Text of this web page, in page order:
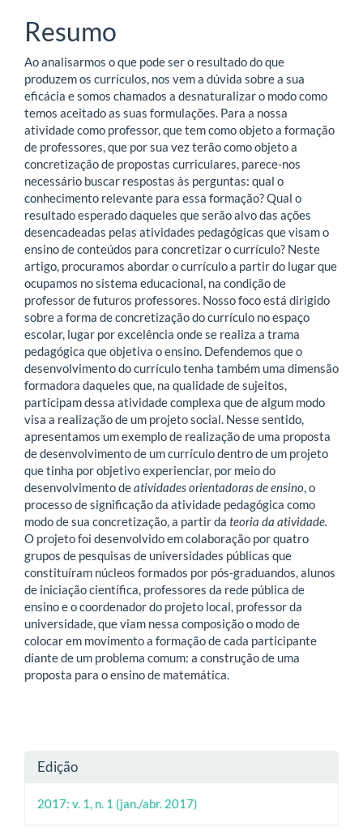
principal
Resumo
Ao analisarmos o que pode ser o resultado do que
produzem os currículos, nos vem a dúvida sobre a sua
eficácia e somos chamados a desnaturalizar o modo como
temos aceitado as suas formulações. Para a nossa
atividade como professor, que tem como objeto a formação
de professores, que por sua vez terão como objeto a
concretização de propostas curriculares, parece-nos
necessário buscar respostas às perguntas: qual o
conhecimento relevante para essa formação? Qual o
resultado esperado daqueles que serão alvo das ações
desencadeadas pelas atividades pedagógicas que visam o
ensino de conteúdos para concretizar o currículo? Neste
artigo, procuramos abordar o currículo a partir do lugar que
ocupamos no sistema educacional, na condição de
professor de futuros professores. Nosso foco está dirigido
sobre a forma de concretização do currículo no espaço
escolar, lugar por excelência onde se realiza a trama
pedagógica que objetiva o ensino. Defendemos que o
desenvolvimento do currículo tenha também uma dimensão
formadora daqueles que, na qualidade de sujeitos,
participam dessa atividade complexa que de algum modo
visa a realização de um projeto social. Nesse sentido,
apresentamos um exemplo de realização de uma proposta
de desenvolvimento de um currículo dentro de um projeto
que tinha por objetivo experienciar, por meio do
desenvolvimento deatividades orientadoras de ensino, o
processo de significação da atividade pedagógica como
modo de sua concretização, a partir da teoria da atividade.
O projeto foi desenvolvido em colaboração por quatro
grupos de pesquisas de universidades públicas que
constituíram núcleos formados por pós-graduandos, alunos
de iniciação científica, professores da rede pública de
ensino e o coordenador do projeto local, professor da
universidade, que viam nessa composição o modo de
colocar em movimento a formação de cada participante
diante de um problema comum: a construção de uma
proposta para o ensino de matemática.
Detalhes
do
Edição
2017: v. 1, n. 1 (jan./abr. 2017)